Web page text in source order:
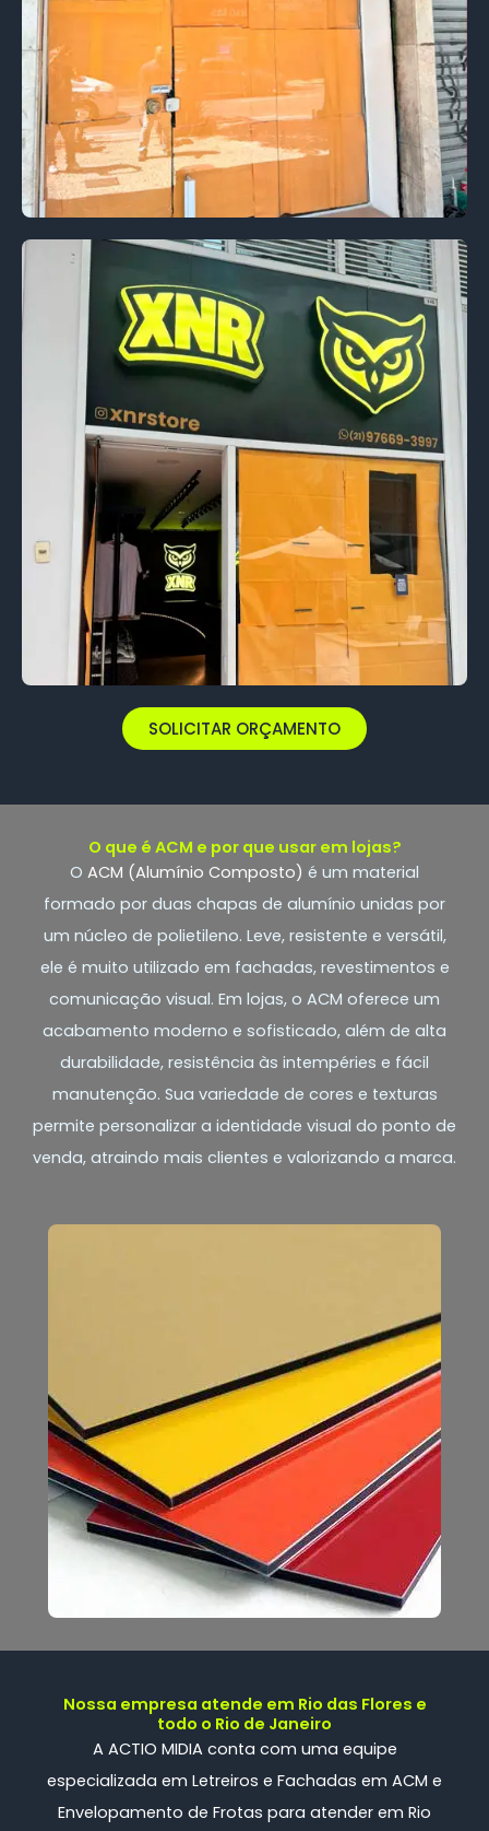
SOLICITAR ORÇAMENTO
O que é ACM e por que usar em lojas?
O ACM (Alumínio Composto) é um material
formado por duas chapas de alumínio unidas por
um núcleo de polietileno. Leve, resistente e versátil,
ele é muito utilizado em fachadas, revestimentos e
comunicação visual. Em lojas, o ACM oferece um
acabamento moderno e sofisticado, além de alta
durabilidade, resistência às intempéries e fácil
manutenção. Sua variedade de cores e texturas
permite personalizar a identidade visual do ponto de
venda, atraindo mais clientes e valorizando a marca.
Nossa empresa atende em Rio das Flores e
todo o Rio de Janeiro
A ACTIO MIDIA conta com uma equipe
especializada em Letreiros e Fachadas em ACM e
Envelopamento de Frotas para atender em Rio